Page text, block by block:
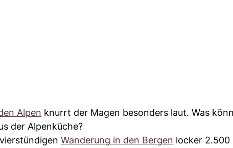
Alpen knurrt der Magen besonders laut. Was
der Alpenküche?
Wanderung in den Bergen locker 2.500